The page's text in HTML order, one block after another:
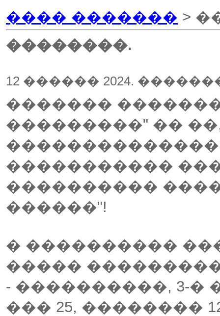
���� ������� >
��������.
12 ������ 2024.
�������
���������" ��
�����������
����������
������"!
� ����������
�����
- ����������, 3-
��� 25, ��������